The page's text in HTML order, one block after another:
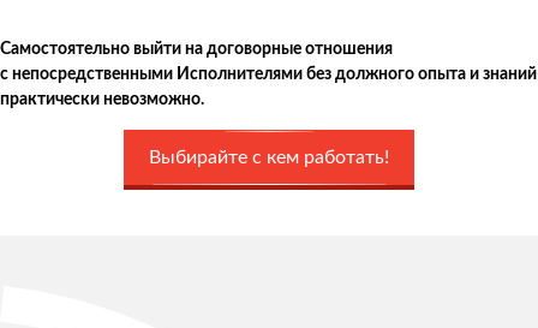
Самостоятельно выйти на договорные отношения
с непосредственными Исполнителями без должного опыта и знаний
практически невозможно.
Выбирайте с кем работать!